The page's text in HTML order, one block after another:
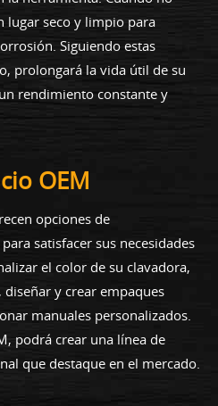
lugar seco y limpio para
Siguiendo estas
prolongará la vida útil de su
rendimiento constante y
OEM
opciones de
satisfacer sus necesidades
el color de su clavadora,
y crear empaques
manuales personalizados.
podrá crear una línea de
que destaque en el mercado.